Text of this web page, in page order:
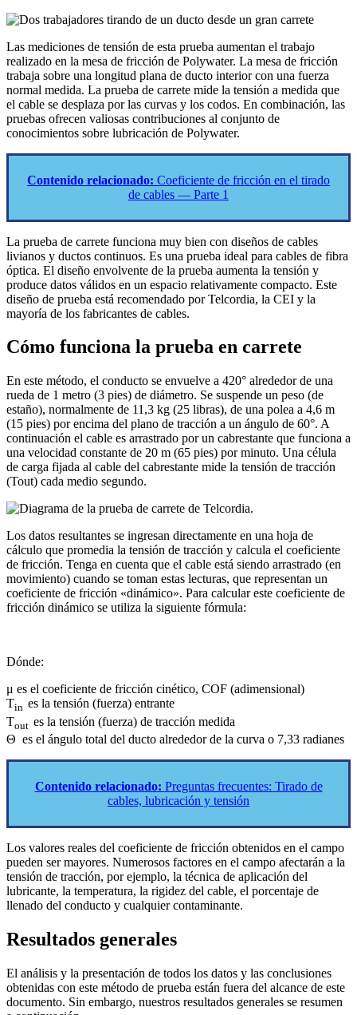
Las mediciones de tensión de esta prueba aumentan el trabajo
realizado en la mesa de fricción de Polywater. La mesa de fricción
trabaja sobre una longitud plana de ducto interior con una fuerza
normal medida. La prueba de carrete mide la tensión a medida que
el cable se desplaza por las curvas y los codos. En combinación, las
pruebas ofrecen valiosas contribuciones al conjunto de
conocimientos sobre lubricación de Polywater.
Contenido relacionado: Coeficiente de fricción en el tirado
de cables — Parte 1
La prueba de carrete funciona muy bien con diseños de cables
livianos y ductos continuos. Es una prueba ideal para cables de fibra
óptica. El diseño envolvente de la prueba aumenta la tensión y
produce datos válidos en un espacio relativamente compacto. Este
diseño de prueba está recomendado por Telcordia, la CEI y la
mayoría de los fabricantes de cables.
Cómo funciona la prueba en carrete
En este método, el conducto se envuelve a 420° alrededor de una
rueda de 1 metro (3 pies) de diámetro. Se suspende un peso (de
estaño), normalmente de 11,3 kg (25 libras), de una polea a 4,6 m
(15 pies) por encima del plano de tracción a un ángulo de 60°. A
continuación el cable es arrastrado por un cabrestante que funciona a
una velocidad constante de 20 m (65 pies) por minuto. Una célula
de carga fijada al cable del cabrestante mide la tensión de tracción
(Tout) cada medio segundo.
Los datos resultantes se ingresan directamente en una hoja de
cálculo que promedia la tensión de tracción y calcula el coeficiente
de fricción. Tenga en cuenta que el cable está siendo arrastrado (en
movimiento) cuando se toman estas lecturas, que representan un
coeficiente de fricción «dinámico». Para calcular este coeficiente de
fricción dinámico se utiliza la siguiente fórmula:
Dónde:
μ es el coeficiente de fricción cinético, COF (adimensional)
Tin es la tensión (fuerza) entrante
Tout es la tensión (fuerza) de tracción medida
Θ es el ángulo total del ducto alrededor de la curva o 7,33 radianes
Contenido relacionado: Preguntas frecuentes: Tirado de
cables, lubricación y tensión
Los valores reales del coeficiente de fricción obtenidos en el campo
pueden ser mayores. Numerosos factores en el campo afectarán a la
tensión de tracción, por ejemplo, la técnica de aplicación del
lubricante, la temperatura, la rigidez del cable, el porcentaje de
llenado del conducto y cualquier contaminante.
Resultados generales
El análisis y la presentación de todos los datos y las conclusiones
obtenidas con este método de prueba están fuera del alcance de este
documento. Sin embargo, nuestros resultados generales se resumen